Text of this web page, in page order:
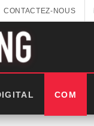
CONTACTEZ-NOUS
COM